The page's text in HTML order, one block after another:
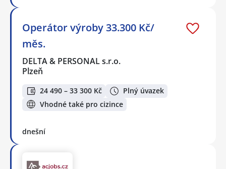
Operátor výroby 33.300 Kč/
měs.
DELTA & PERSONAL s.r.o.
Plzeň
24 490 – 33 300 Kč
Plný úvazek
Vhodné také pro cizince
dnešní